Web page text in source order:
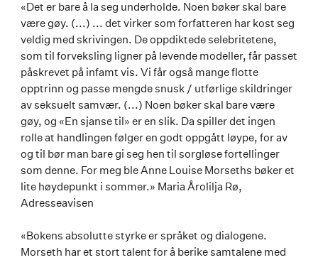
«Det er bare å la seg underholde. Noen bøker skal bare
være gøy. (...) ... det virker som forfatteren har kost seg
veldig med skrivingen. De oppdiktede selebritetene,
som til forveksling ligner på levende modeller, får passet
påskrevet på infamt vis. Vi får også mange flotte
opptrinn og passe mengde snusk / utførlige skildringer
av seksuelt samvær. (...) Noen bøker skal bare være
gøy, og «En sjanse til» er en slik. Da spiller det ingen
rolle at handlingen følger en godt oppgått løype, for av
og til bør man bare gi seg hen til sorgløse fortellinger
som denne. For meg ble Anne Louise Morseths bøker et
lite høydepunkt i sommer.» Maria Årolilja Rø,
Adresseavisen
«Bokens absolutte styrke er språket og dialogene.
Morseth har et stort talent for å berike samtalene med